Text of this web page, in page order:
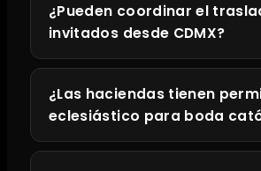
¿Pueden coordinar el
invitados desde CDMX?
¿Las haciendas tienen
eclesiástico para boda